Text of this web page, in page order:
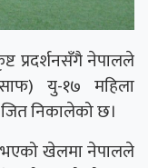
प्रदर्शनसँगै नेपालले
यु-१७ महिला
निकालेको छ।
खेलमा नेपालले